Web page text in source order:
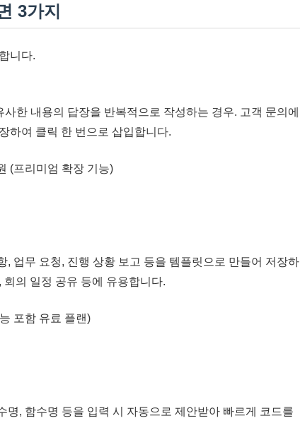
3가지
니다.
한 내용의 답장을 반복적으로 작성하는 경우. 고객 문의에
하여 클릭 한 번으로 삽입합니다.
(프리미엄 확장 기능)
, 업무 요청, 진행 상황 보고 등을 템플릿으로 만들어 저장하
의 일정 공유 등에 유용합니다.
포함 유료 플랜)
명, 함수명 등을 입력 시 자동으로 제안받아 빠르게 코드를